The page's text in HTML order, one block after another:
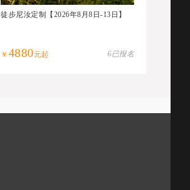
徒步尼汝定制【2026年8月8日-13日】
￥ 4880元起 6已报名